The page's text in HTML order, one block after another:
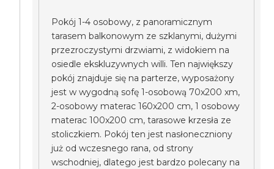
Pokój 1-4 osobowy, z panoramicznym
tarasem balkonowym ze szklanymi, dużymi
przezroczystymi drzwiami, z widokiem na
osiedle ekskluzywnych willi. Ten największy
pokój znajduje się na parterze, wyposażony
jest w wygodną sofę 1-osobową 70x200 xm,
2-osobowy materac 160x200 cm, 1 osobowy
materac 100x200 cm, tarasowe krzesła ze
stoliczkiem. Pokój ten jest nasłoneczniony
już od wczesnego rana, od strony
wschodniej, dlatego jest bardzo polecany na